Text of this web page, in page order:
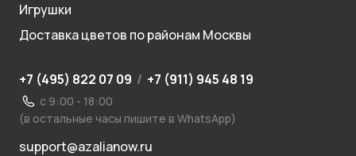
Игрушки
Доставка цветов по районам Москвы
+7 (495) 822 07 09 / +7 (911) 945 48 19
с 9:00 - 18:00
(в остальные часы пишите в WhatsApp)
support@azalianow.ru